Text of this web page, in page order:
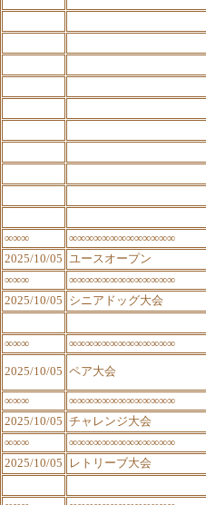
∞∞∞
∞∞∞∞∞∞∞∞∞∞∞∞∞
2025/10/05 ユースオープン
∞∞∞
∞∞∞∞∞∞∞∞∞∞∞∞∞
2025/10/05
シニアドッグ大会
∞∞∞
∞∞∞∞∞∞∞∞∞∞∞∞∞
2025/10/05 ペア大会
∞∞∞ ∞∞∞∞∞∞∞∞∞∞∞∞∞
2025/10/05 チャレンジ大会
∞∞∞
∞∞∞∞∞∞∞∞∞∞∞∞∞
2025/10/05
レトリーブ大会